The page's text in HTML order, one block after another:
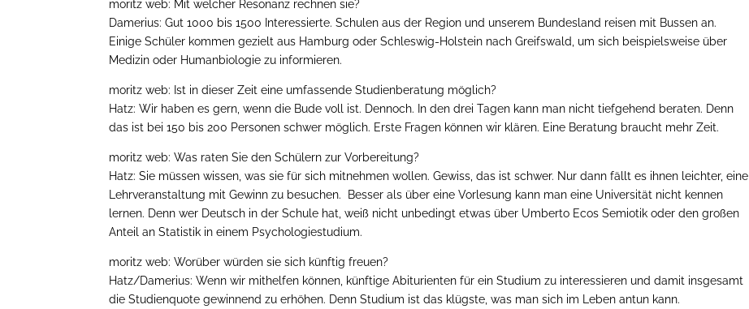
moritz web: Mit welcher Resonanz rechnen sie?
Damerius: Gut 1000 bis 1500 Interessierte. Schulen aus der Region und unserem Bundesland reisen mit Bussen an.
Einige Schüler kommen gezielt aus Hamburg oder Schleswig-Holstein nach Greifswald, um sich beispielsweise über
Medizin oder Humanbiologie zu informieren.
moritz web: Ist in dieser Zeit eine umfassende Studienberatung möglich?
Hatz: Wir haben es gern, wenn die Bude voll ist. Dennoch. In den drei Tagen kann man nicht tiefgehend beraten. Denn
das ist bei 150 bis 200 Personen schwer möglich. Erste Fragen können wir klären. Eine Beratung braucht mehr Zeit.
moritz web: Was raten Sie den Schülern zur Vorbereitung?
Hatz: Sie müssen wissen, was sie für sich mitnehmen wollen. Gewiss, das ist schwer. Nur dann fällt es ihnen leichter, eine
Lehrveranstaltung mit Gewinn zu besuchen. Besser als über eine Vorlesung kann man eine Universität nicht kennen
lernen. Denn wer Deutsch in der Schule hat, weiß nicht unbedingt etwas über Umberto Ecos Semiotik oder den großen
Anteil an Statistik in einem Psychologiestudium.
moritz web: Worüber würden sie sich künftig freuen?
Hatz/Damerius: Wenn wir mithelfen können, künftige Abiturienten für ein Studium zu interessieren und damit insgesamt
die Studienquote gewinnend zu erhöhen. Denn Studium ist das klügste, was man sich im Leben antun kann.